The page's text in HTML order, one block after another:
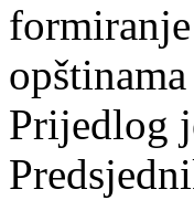
Prijedlog